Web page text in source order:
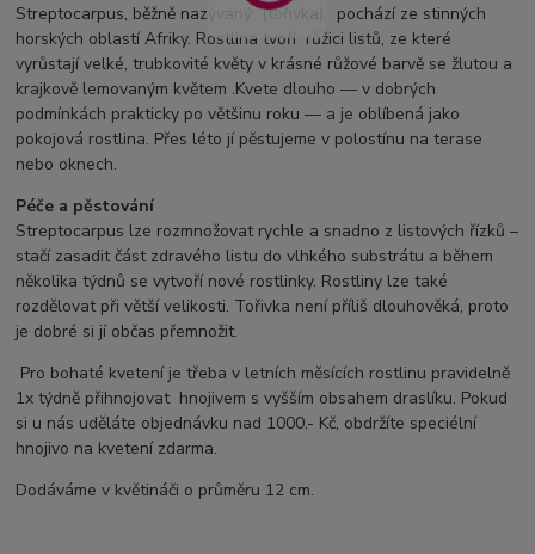
Streptocarpus, běžně nazývaný (tořivka), pochází ze stinných
horských oblastí Afriky. Rostlina tvoří růžici listů, ze které
vyrůstají velké, trubkovité květy v krásné růžové barvě se žlutou a
krajkově lemovaným květem .Kvete dlouho — v dobrých
podmínkách prakticky po většinu roku — a je oblíbená jako
pokojová rostlina. Přes léto jí pěstujeme v polostínu na terase
nebo oknech.
Péče a pěstování
Streptocarpus lze rozmnožovat rychle a snadno z listových řízků –
stačí zasadit část zdravého listu do vlhkého substrátu a během
několika týdnů se vytvoří nové rostlinky. Rostliny lze také
rozdělovat při větší velikosti. Tořivka není příliš dlouhověká, proto
je dobré si jí občas přemnožit.
Pro bohaté kvetení je třeba v letních měsících rostlinu pravidelně
1x týdně přihnojovat hnojivem s vyšším obsahem draslíku. Pokud
si u nás uděláte objednávku nad 1000.- Kč, obdržíte speciélní
hnojivo na kvetení zdarma.
Dodáváme v květináči o průměru 12 cm.